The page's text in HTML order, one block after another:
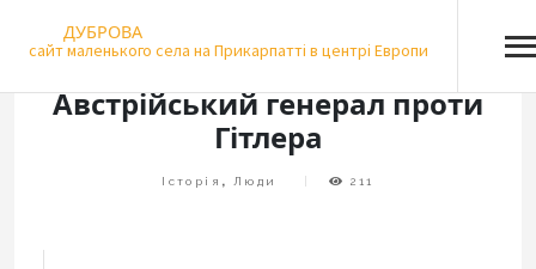
ДУБРОВА
сайт маленького села на Прикарпатті в центрі Европи
Австрійський генерал проти
Гітлера
Історія , Люди 211